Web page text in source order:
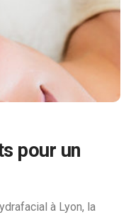
pour un
à Lyon, la